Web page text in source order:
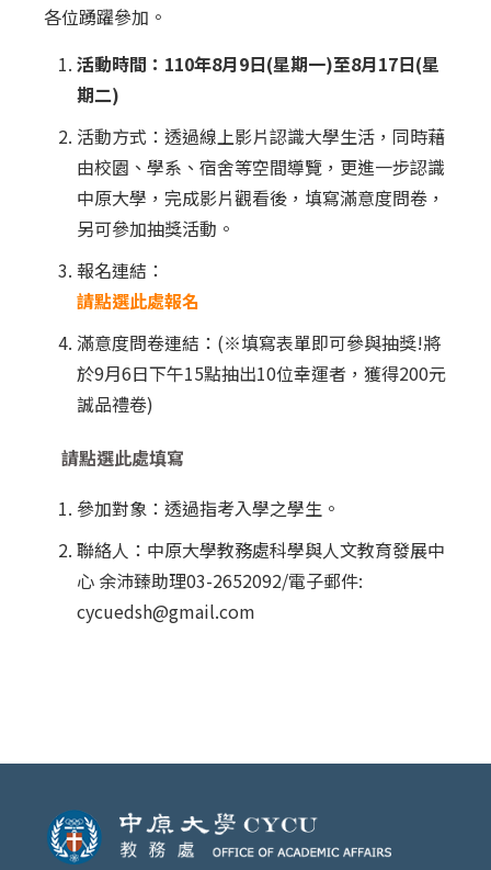
各位踴躍參加。
活動時間：110年8月9日(星期一)至8月17日(星
期二)
活動方式：透過線上影片認識大學生活，同時藉
由校園、學系、宿舍等空間導覽，更進一步認識
中原大學，完成影片觀看後，填寫滿意度問卷，
另可參加抽獎活動。
報名連結：
請點選此處報名
滿意度問卷連結：(※填寫表單即可參與抽獎!將
於9月6日下午15點抽出10位幸運者，獲得200元
誠品禮卷)
請點選此處填寫
參加對象：透過指考入學之學生。
聯絡人：中原大學教務處科學與人文教育發展中
心 余沛臻助理03-2652092/電子郵件:
cycuedsh@gmail.com